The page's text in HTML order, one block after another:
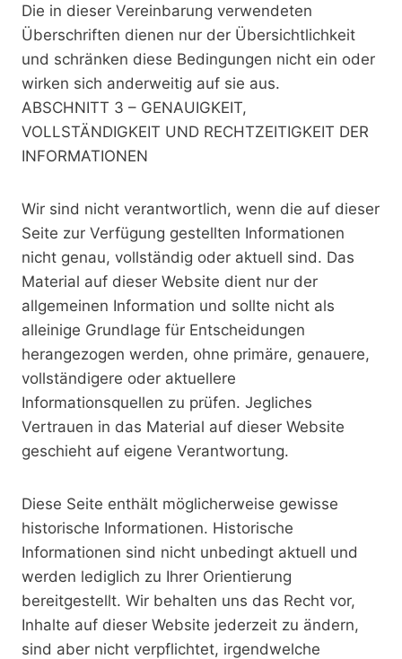
Die in dieser Vereinbarung verwendeten
Überschriften dienen nur der Übersichtlichkeit
und schränken diese Bedingungen nicht ein oder
wirken sich anderweitig auf sie aus.
ABSCHNITT 3 – GENAUIGKEIT,
VOLLSTÄNDIGKEIT UND RECHTZEITIGKEIT DER
INFORMATIONEN
Wir sind nicht verantwortlich, wenn die auf dieser
Seite zur Verfügung gestellten Informationen
nicht genau, vollständig oder aktuell sind. Das
Material auf dieser Website dient nur der
allgemeinen Information und sollte nicht als
alleinige Grundlage für Entscheidungen
herangezogen werden, ohne primäre, genauere,
vollständigere oder aktuellere
Informationsquellen zu prüfen. Jegliches
Vertrauen in das Material auf dieser Website
geschieht auf eigene Verantwortung.
Diese Seite enthält möglicherweise gewisse
historische Informationen. Historische
Informationen sind nicht unbedingt aktuell und
werden lediglich zu Ihrer Orientierung
bereitgestellt. Wir behalten uns das Recht vor,
Inhalte auf dieser Website jederzeit zu ändern,
sind aber nicht verpflichtet, irgendwelche